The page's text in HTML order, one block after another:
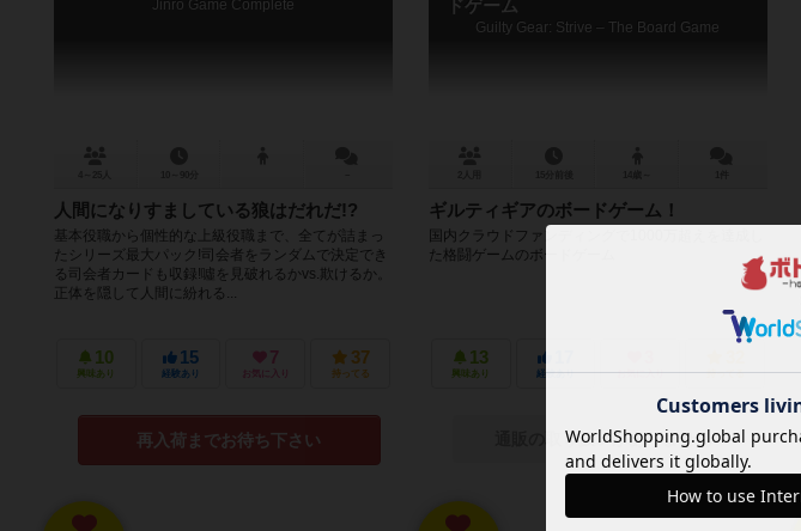
Jinro Game Complete
人間になりすましている狼はだれだ!?
基本役職から個性的な上級役職まで、全てが詰まっ
たシリーズ最大パック!司会者をランダムで決定でき
る司会者カードも収録!噓を見破れるかvs.欺けるか。
正体を隠して人間に紛れる...
10
興味あり
15
経験あり
7
お気に入り
37
持ってる
再入荷までお待ち下さい
ドゲーム
Guilty Gear: Strive – The Board Game
ギルティギアのボードゲーム！
国内クラウドファンディングで1000万超えを達成し
た格闘ゲームのボードゲーム
13
興味あり 経験あり お気に入り 持ってる
通販の取り扱いがありません